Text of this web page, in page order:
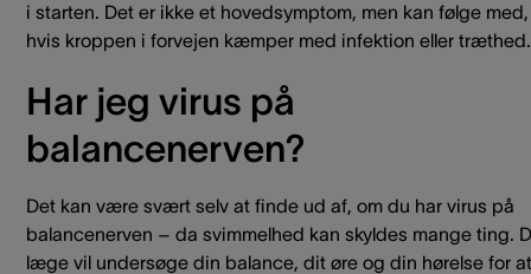
i starten. Det er ikke et hovedsymptom, men kan følge med,
hvis kroppen i forvejen kæmper med infektion eller træthed.
Har jeg virus på
balancenerven?
Det kan være svært selv at finde ud af, om du har virus på
balancenerven – da svimmelhed kan skyldes mange ting.
læge vil undersøge din balance, dit øre og din hørelse for at